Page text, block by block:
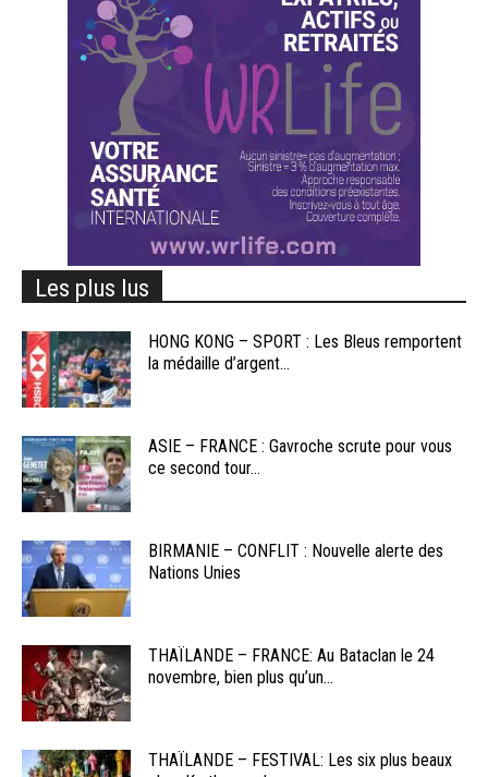
Les plus lus
HONG KONG – SPORT : Les Bleus remportent
la médaille d’argent...
ASIE – FRANCE : Gavroche scrute pour vous
ce second tour...
BIRMANIE – CONFLIT : Nouvelle alerte des
Nations Unies
THAÏLANDE – FRANCE: Au Bataclan le 24
novembre, bien plus qu’un...
THAÏLANDE – FESTIVAL: Les six plus beaux